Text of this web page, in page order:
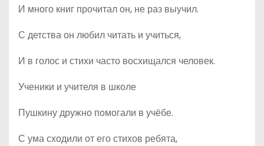
И много книг прочитал он, не раз выучил.
С детства он любил читать и учиться,
И в голос и стихи часто восхищался человек.
Ученики и учителя в школе
Пушкину дружно помогали в учёбе.
С ума сходили от его стихов ребята,